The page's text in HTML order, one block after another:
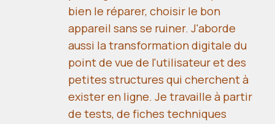
bien le réparer, choisir le bon
appareil sans se ruiner. J'aborde
aussi la transformation digitale du
point de vue de l'utilisateur et des
petites structures qui cherchent à
exister en ligne. Je travaille à partir
de tests, de fiches techniques